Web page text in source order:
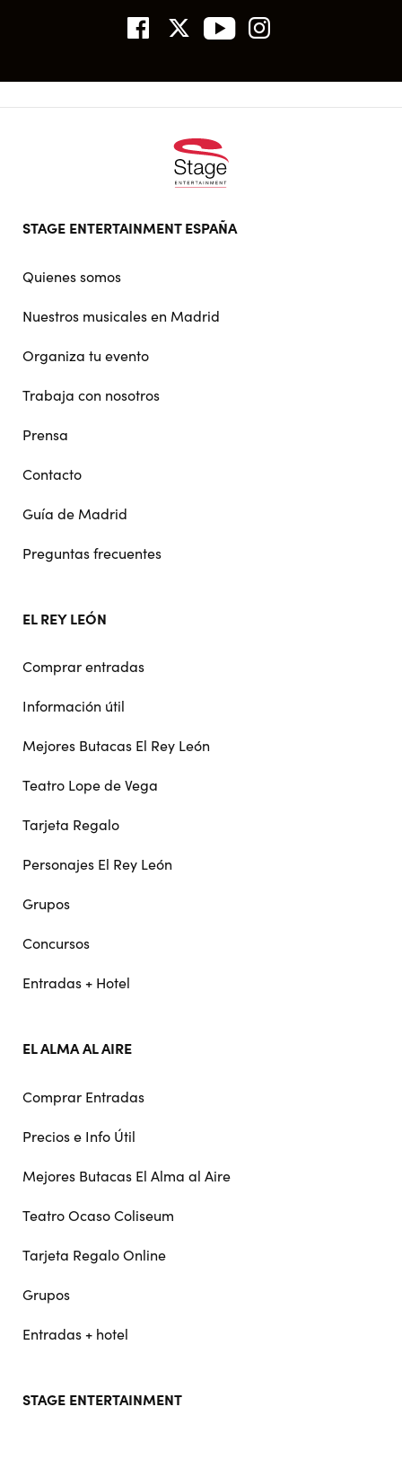
STAGE ENTERTAINMENT ESPAÑA
Quienes somos
Nuestros musicales en Madrid
Organiza tu evento
Trabaja con nosotros
Prensa
Contacto
Guía de Madrid
Preguntas frecuentes
EL REY LEÓN
Comprar entradas
Información útil
Mejores Butacas El Rey León
Teatro Lope de Vega
Tarjeta Regalo
Personajes El Rey León
Grupos
Concursos
Entradas + Hotel
EL ALMA AL AIRE
Comprar Entradas
Precios e Info Útil
Mejores Butacas El Alma al Aire
Teatro Ocaso Coliseum
Tarjeta Regalo Online
Grupos
Entradas + hotel
STAGE ENTERTAINMENT